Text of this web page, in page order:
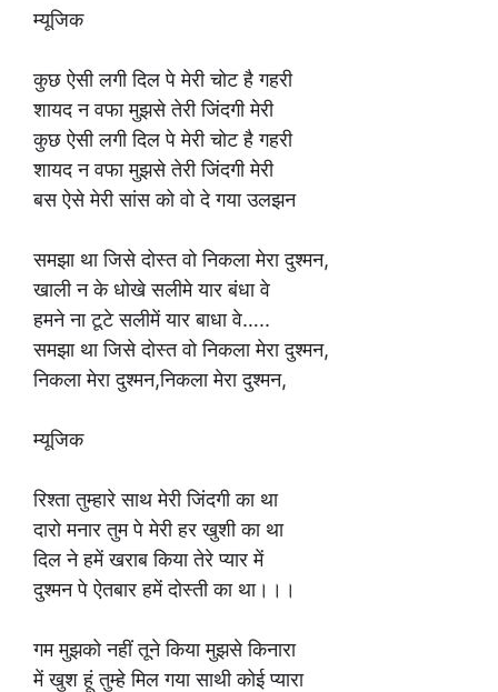
म्यूजिक
कुछ ऐसी लगी दिल पे मेरी चोट है गहरी
शायद न वफा मुझसे तेरी जिंदगी मेरी
कुछ ऐसी लगी दिल पे मेरी चोट है गहरी
शायद न वफा मुझसे तेरी जिंदगी मेरी
बस ऐसे मेरी सांस को वो दे गया उलझन
समझा था जिसे दोस्त वो निकला मेरा दुश्मन,
खाली न के धोखे सलीमे यार बंधा वे
हमने ना टूटे सलीमें यार बाधा वे…..
समझा था जिसे दोस्त वो निकला मेरा दुश्मन,
निकला मेरा दुश्मन,निकला मेरा दुश्मन,
म्यूजिक
रिश्ता तुम्हारे साथ मेरी जिंदगी का था
दारो मनार तुम पे मेरी हर खुशी का था
दिल ने हमें खराब किया तेरे प्यार में
दुश्मन पे ऐतबार हमें दोस्ती का था।।।
गम मुझको नहीं तूने किया मुझसे किनारा
में खुश हूं तुम्हे मिल गया साथी कोई प्यारा